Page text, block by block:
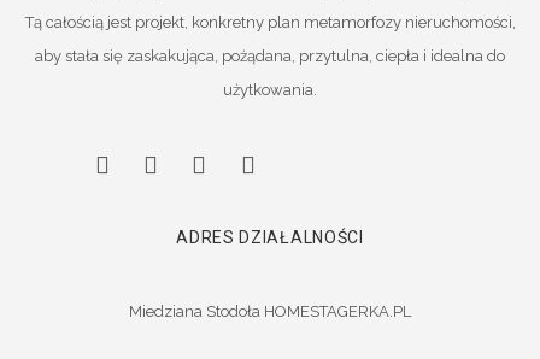
Tą całością jest projekt, konkretny plan metamorfozy nieruchomości,
aby stała się zaskakująca, pożądana, przytulna, ciepła i idealna do
użytkowania.
ADRES DZIAŁALNOŚCI
Miedziana Stodoła HOMESTAGERKA.PL